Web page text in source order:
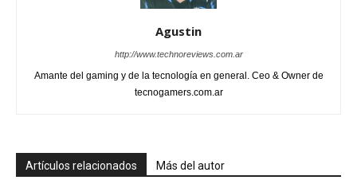
Agustin
http://www.technoreviews.com.ar
Amante del gaming y de la tecnología en general. Ceo & Owner de
tecnogamers.com.ar
Artículos relacionados Más del autor